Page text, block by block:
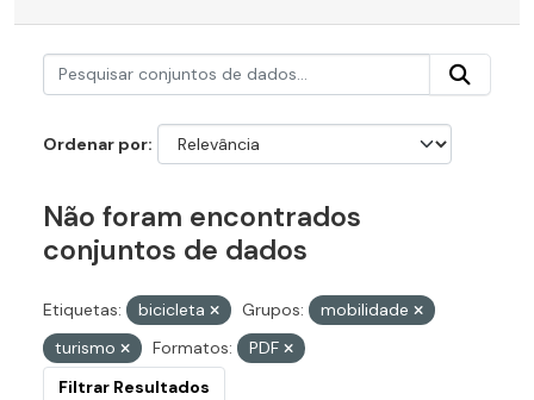
Ordenar por
Não foram encontrados
conjuntos de dados
Etiquetas: bicicleta Grupos:
mobilidade
turismo
Formatos:
PDF
Filtrar Resultados